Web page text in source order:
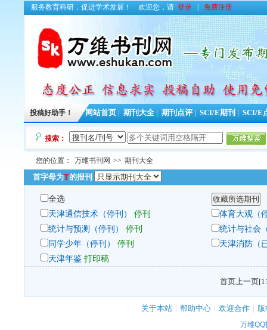
服务教育科研，促进学术发展！ 欢迎您，请 登录 免费注册
投稿好助手！ 网站首页 期刊大全 期刊点评 SCI/E期刊 SCI/E
搜索：
您的位置： 万维书刊网 >> 期刊大全
首字母为T的报刊
全选
天津通信技术（停刊）
停刊
体育大观（
统计与预测（停刊）
停刊
统计与社会
同学少年（停刊）
停刊
天津消防（
天津年鉴 打印稿
首页上一页
关于本站 | 帮助中心 | 欢迎合作 |
万维